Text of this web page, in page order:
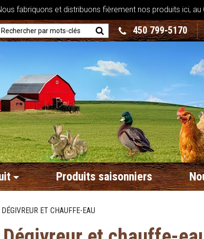
fabriquons et distribuons fièrement nos produits ici, au
450 799-5170
Produits saisonniers
DÉGIVREUR ET CHAUFFE-EAU